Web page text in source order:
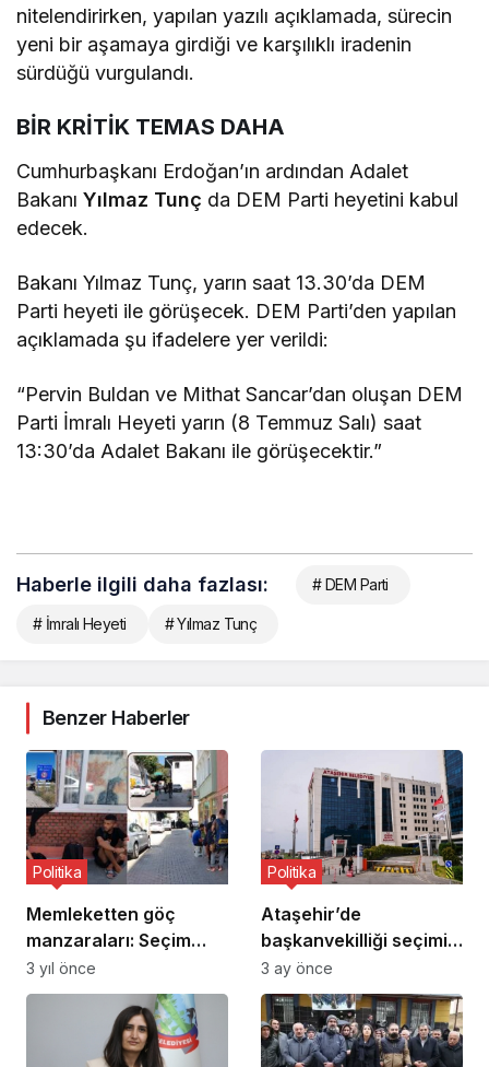
nitelendirirken, yapılan yazılı açıklamada, sürecin
yeni bir aşamaya girdiği ve karşılıklı iradenin
sürdüğü vurgulandı.
BİR KRİTİK TEMAS DAHA
Cumhurbaşkanı Erdoğan’ın ardından Adalet
BakanıYılmaz Tunç da DEM Parti heyetini kabul
edecek.
Bakanı Yılmaz Tunç, yarın saat 13.30’da DEM
Parti heyeti ile görüşecek. DEM Parti’den yapılan
açıklamada şu ifadelere yer verildi:
“Pervin Buldan ve Mithat Sancar’dan oluşan DEM
Parti İmralı Heyeti yarın (8 Temmuz Salı) saat
13:30’da Adalet Bakanı ile görüşecektir.”
Haberle ilgili daha fazlası: # DEM Parti
# İmralı Heyeti # Yılmaz Tunç
Benzer Haberler
Memleketten göç
manzaraları: Seçim
sonrası yurtdışına
kaçak gidişler arttı,
Belgrad ‘Mezopotamya
kahvehanesi’ne
Politika
3 yıl önce
Ataşehir’de
başkanvekilliği seçimi
yapıldı: CHP’li Murat
Güneş seçildi
Politika
3 ay önce